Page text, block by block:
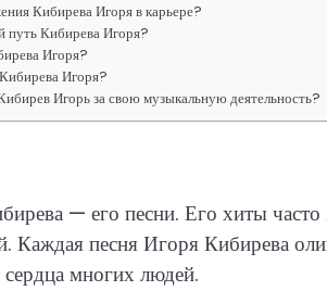
Кибирева Игоря в карьере?
путь Кибирева Игоря?
Игоря?
Игоря?
Игорь за свою музыкальную деятельность?
— его песни. Его хиты часто
Каждая песня Игоря Кибирева
сердца многих людей.